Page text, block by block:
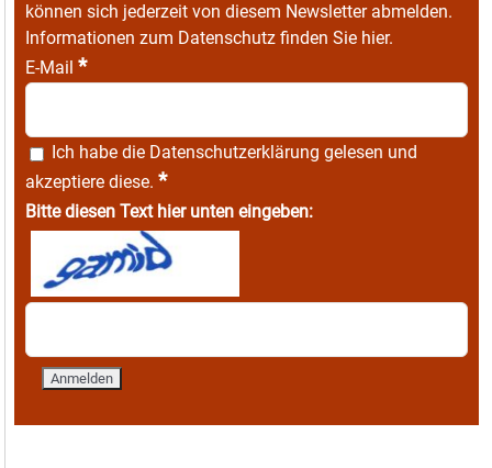
können sich jederzeit von diesem Newsletter abmelden.
Informationen zum Datenschutz finden Sie hier.
E-Mail *
Ich habe die Datenschutzerklärung gelesen und
akzeptiere diese. *
Bitte diesen Text hier unten eingeben: